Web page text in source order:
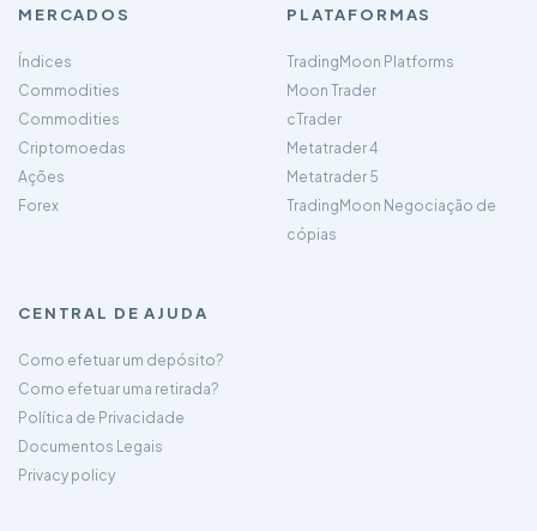
MERCADOS
Índices
Commodities
Commodities
Criptomoedas
Ações
Forex
PLATAFORMAS
TradingMoon Platforms
Moon Trader
cTrader
Metatrader 4
Metatrader 5
TradingMoon Negociação de
cópias
CENTRAL DE AJUDA
Como efetuar um depósito?
Como efetuar uma retirada?
Política de Privacidade
Documentos Legais
Privacy policy